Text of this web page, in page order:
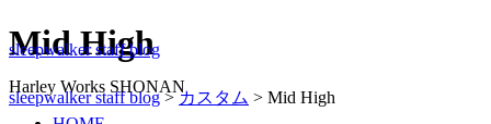
sleepwalker staff blog
Harley Works SHONAN
Mid High
sleepwalker staff blog> カスタム > Mid High